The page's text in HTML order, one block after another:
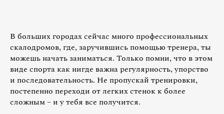
В больших городах сейчас много профессиональных
скалодромов, где, заручившись помощью тренера, ты
можешь начать заниматься. Только помни, что в этом
виде спорта как нигде важна регулярность, упорство
и последовательность. Не пропускай тренировки,
постепенно переходи от легких стенок к более
сложным – и у тебя все получится.